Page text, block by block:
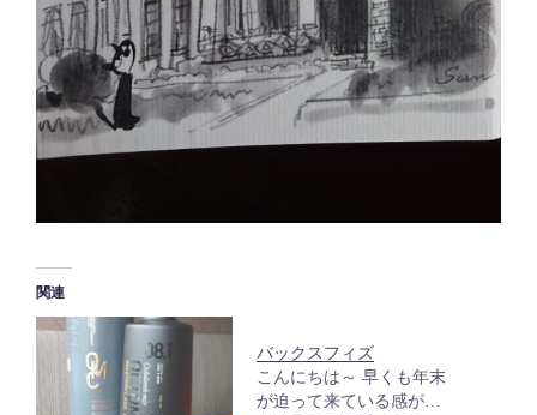
関連
バックスフィズ
こんにちは～ 早くも年末
が迫って来ている感が…